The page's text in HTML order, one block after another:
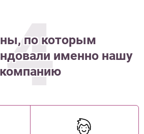
4
по которым
именно нашу
компанию